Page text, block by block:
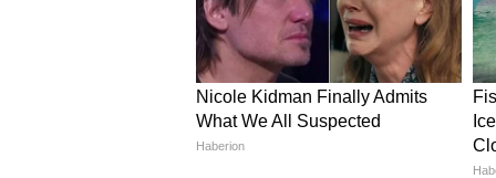
अगर आपके घर में बारिश का पानी
सकता है। यह जूतों और चप्पलों से आने
है और बार-बार पोछा लगाने की
5